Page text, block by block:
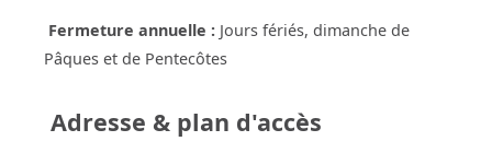
Fermeture annuelle : Jours fériés, dimanche de
Pâques et de Pentecôtes
Adresse & plan d'accès